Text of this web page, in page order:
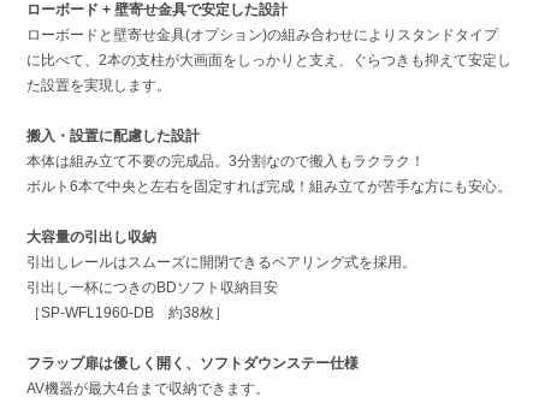
ローボード + 壁寄せ金具で安定した設計
ローボードと壁寄せ金具(オプション)の組み合わせによりスタンドタイプ
に比べて、2本の支柱が大画面をしっかりと支え、ぐらつきも抑えて安定し
た設置を実現します。
搬入・設置に配慮した設計
本体は組み立て不要の完成品。3分割なので搬入もラクラク！
ボルト6本で中央と左右を固定すれば完成！組み立てが苦手な方にも安心。
大容量の引出し収納
引出しレールはスムーズに開閉できるベアリング式を採用。
引出し一杯につきのBDソフト収納目安
［SP-WFL1960-DB 約38枚］
フラップ扉は優しく開く、ソフトダウンステー仕様
AV機器が最大4台まで収納できます。